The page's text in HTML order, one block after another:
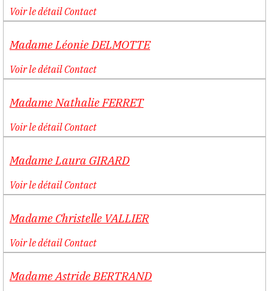
Voir le détail Contact
Madame Léonie DELMOTTE
Voir le détail Contact
Madame Nathalie FERRET
Voir le détail Contact
Madame Laura GIRARD
Voir le détail Contact
Madame Christelle VALLIER
Voir le détail Contact
MadameAstride BERTRAND